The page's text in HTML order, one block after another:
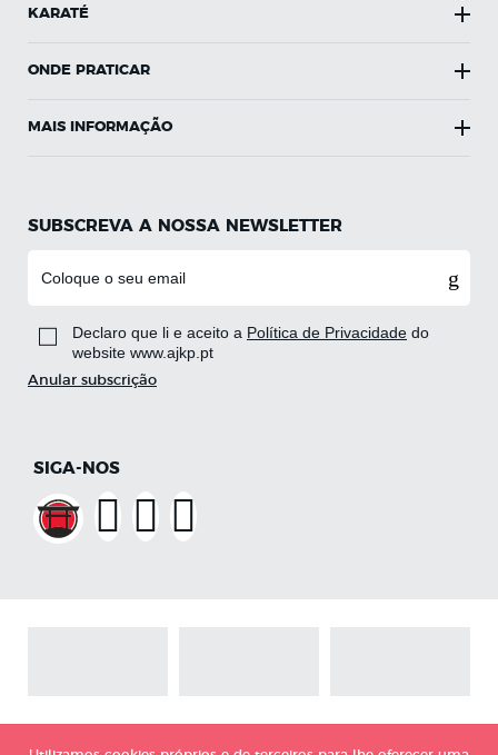
KARATÉ
ONDE PRATICAR
MAIS INFORMAÇÃO
SUBSCREVA A NOSSA NEWSLETTER
Declaro que li e aceito a Política de Privacidade do
website www.ajkp.pt
Anular subscrição
SIGA-NOS